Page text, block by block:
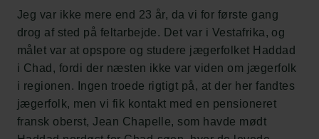
Jeg var ikke mere end 23 år, da vi for første gang
drog af sted på feltarbejde. Det var i Vestafrika, og
målet var at opspore og studere jægerfolket Haddad
i Chad, fordi der næsten ikke var viden om jægerfolk
i regionen. Ingen troede rigtigt på, at der her fandtes
jægerfolk, men vi fik kontakt med en pensioneret
fransk oberst, Jean Chapelle, som havde mødt